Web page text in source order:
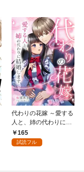
代わりの花嫁 ～愛する
人と、姉の代わりに結
婚します～ 1
165
試読フル